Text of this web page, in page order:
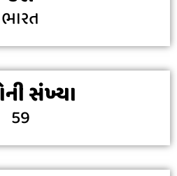
ભારત
સંખ્યા
59